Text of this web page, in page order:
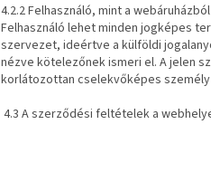
4.2.2 Felhasználó, mint a
Felhasználó lehet minden jogképes
szervezet, ideértve a külföldi
nézve kötelezőnek ismeri el. A jelen
korlátozottan cselekvőképes
4.3 A szerződési feltételek a